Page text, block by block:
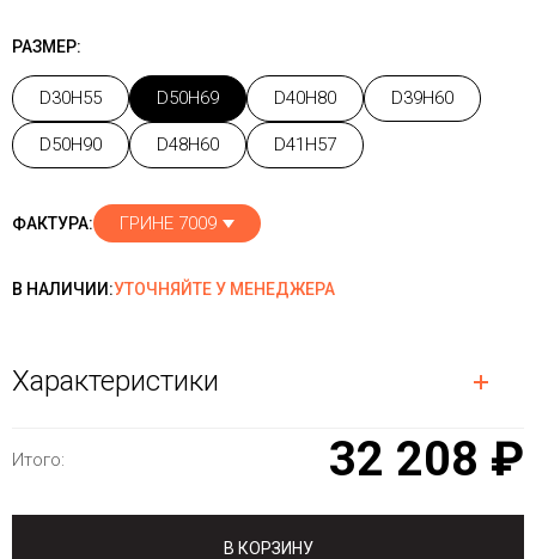
РАЗМЕР:
D30H55 D50H69 D40H80 D39H60
D50H90 D48H60 D41H57
ФАКТУРА: ГРИНЕ 7009
В НАЛИЧИИ:УТОЧНЯЙТЕ У МЕНЕДЖЕРА
Характеристики
Итого: 32 208 ₽
В КОРЗИНУ